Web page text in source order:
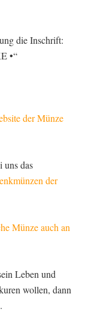
die Inschrift:
•“
der Münze
uns das
der
Münze auch an
Leben und
wollen, dann
.